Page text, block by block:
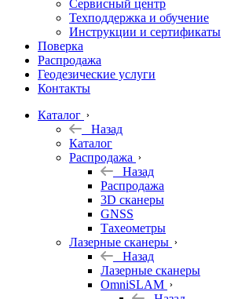
Георадары
Акции
Гидрография
Подбор
оборудования
по задачам
Архив
Геодезическое
оборудование
Сервисный центр
Техподдержка и обучение
Инструкции и сертификаты
Поверка
Распродажа
Геодезические услуги
Контакты
Каталог
Назад
Каталог
Распродажа
Назад
Распродажа
3D сканеры
GNSS
Тахеометры
Лазерные сканеры
Назад
Лазерные сканеры
OmniSLAM